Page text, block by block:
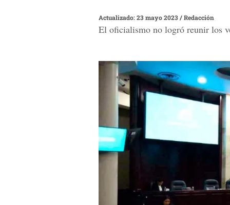
Actualizado: 23 mayo 2023/Redacción
El oficialismo no logró reunir los